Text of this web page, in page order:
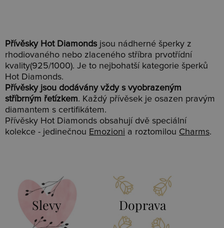
Přívěsky Hot Diamonds jsou nádherné šperky z
rhodiovaného nebo zlaceného stříbra prvotřídní
kvality(925/1000). Je to nejbohatší kategorie šperků
Hot Diamonds.
Přívěsky jsou dodávány vždy s vyobrazeným
stříbrným řetízkem. Každý přívěsek je osazen pravým
diamantem s certifikátem.
Přívěsky Hot Diamonds obsahují dvě speciální
kolekce - jedinečnou Emozioni a roztomilou Charms.
Slevy Doprava